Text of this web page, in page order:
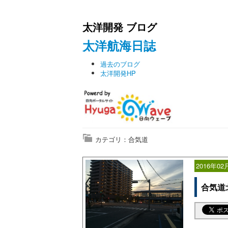
太洋開発 ブログ
太洋航海日誌
過去のブログ
太洋開発HP
カテゴリ：合気道
2016年02
合気道